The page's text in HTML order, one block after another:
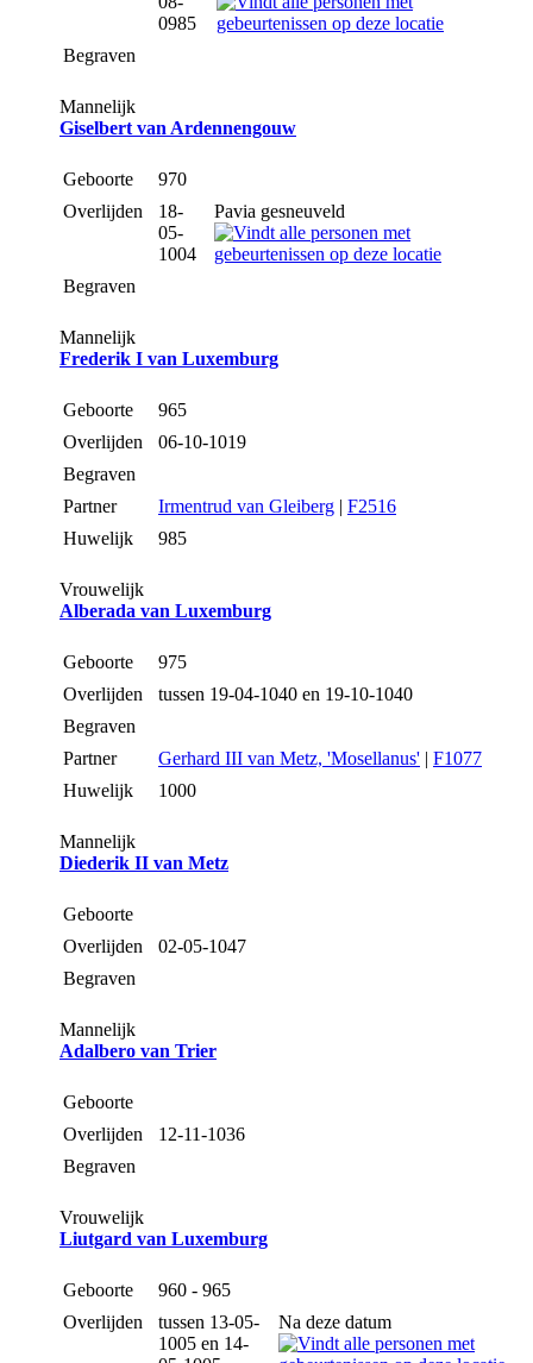
0985
Begraven
Mannelijk
Giselbert van Ardennengouw
Geboorte
970
Overlijden
18-
05-
1004
Pavia gesneuveld
Begraven
Mannelijk
Frederik I van Luxemburg
Geboorte
965
Overlijden
06-10-1019
Begraven
Partner
Irmentrud van Gleiberg | F2516
Huwelijk
985
Vrouwelijk
Alberada van Luxemburg
Geboorte
975
Overlijden
tussen 19-04-1040 en 19-10-1040
Begraven
Partner
Gerhard III van Metz, 'Mosellanus' | F1077
Huwelijk
1000
Mannelijk
Diederik II van Metz
Geboorte
Overlijden
02-05-1047
Begraven
Mannelijk
Adalbero van Trier
Geboorte
Overlijden
12-11-1036
Begraven
Vrouwelijk
Liutgard van Luxemburg
Geboorte
960 - 965
Overlijden
tussen 13-05-
1005 en 14-
Na deze datum